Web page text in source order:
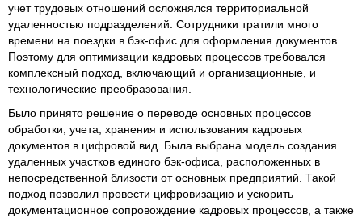
учет трудовых отношений осложнялся территориальной
удаленностью подразделений. Сотрудники тратили много
времени на поездки в бэк-офис для оформления документов.
Поэтому для оптимизации кадровых процессов требовался
комплексный подход, включающий и организационные, и
технологические преобразования.
Было принято решение о переводе основных процессов
обработки, учета, хранения и использования кадровых
документов в цифровой вид. Была выбрана модель создания
удаленных участков единого бэк-офиса, расположенных в
непосредственной близости от основных предприятий. Такой
подход позволил провести цифровизацию и ускорить
документационное сопровождение кадровых процессов, а также